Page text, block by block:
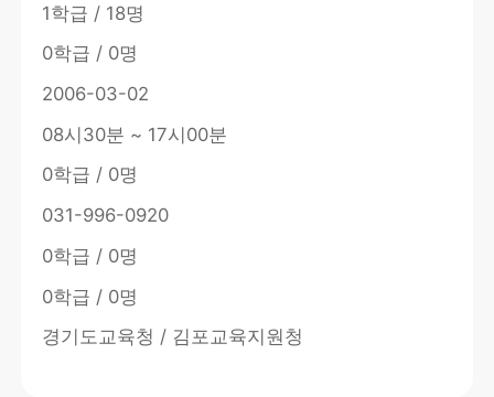
1학급 / 18명
0학급 / 0명
2006-03-02
08시30분 ~ 17시00분
0학급 / 0명
031-996-0920
0학급 / 0명
0학급 / 0명
경기도교육청 / 김포교육지원청